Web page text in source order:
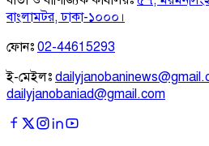
বাংলামটর, ঢাকা-১০০০।
ফোনঃ 02-44615293
ই-মেইলঃ
dailyjanobaniad@gmail.com